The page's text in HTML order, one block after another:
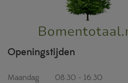
Openingstijden
Maandag
08.30 - 16.30